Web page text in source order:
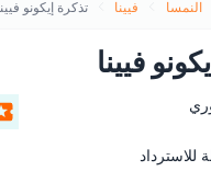
النمسا فيينا تذكرة إيكونو
فيينا
للاسترداد